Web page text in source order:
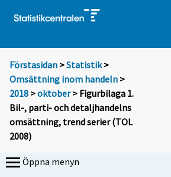
Förstasidan >Statistik >
Omsättning inom handeln >
2018 >oktober> Figurbilaga 1.
Bil-, parti- och detaljhandelns
omsättning, trend serier (TOL
2008)
Öppna menyn